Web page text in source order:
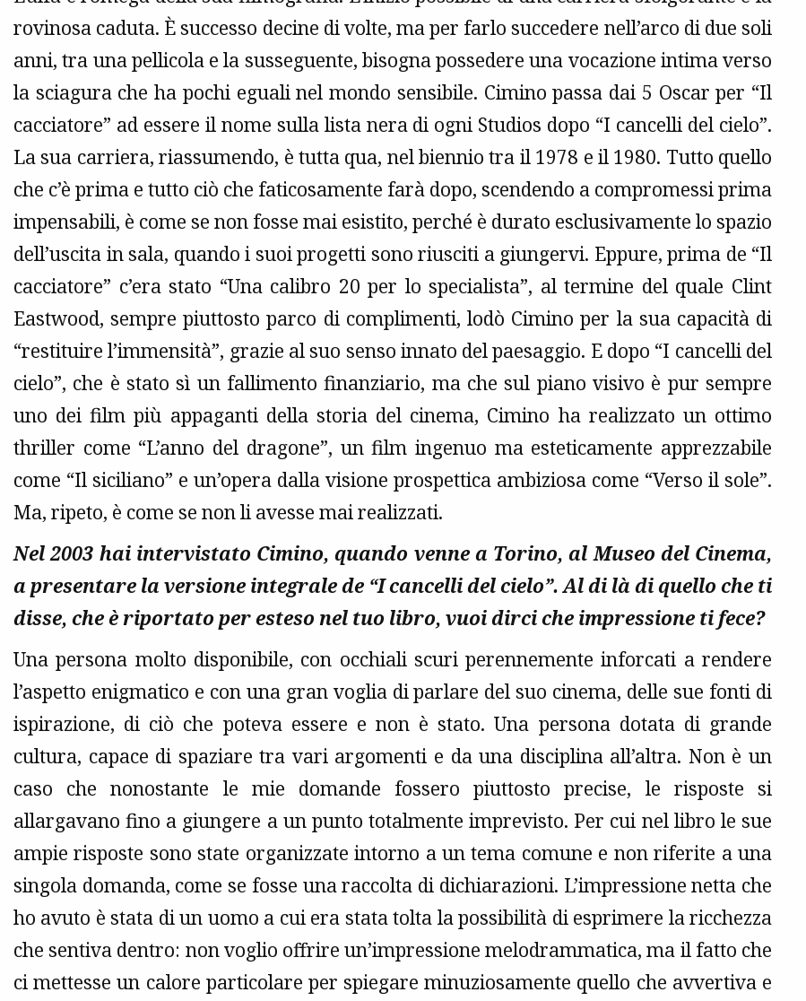
rovinosa caduta. È successo decine di volte, ma per farlo succedere nell’arco di due soli
anni, tra una pellicola e la susseguente, bisogna possedere una vocazione intima verso
la sciagura che ha pochi eguali nel mondo sensibile. Cimino passa dai 5 Oscar per “Il
cacciatore” ad essere il nome sulla lista nera di ogni Studios dopo “I cancelli del cielo”.
La sua carriera, riassumendo, è tutta qua, nel biennio tra il 1978 e il 1980. Tutto quello
che c’è prima e tutto ciò che faticosamente farà dopo, scendendo a compromessi prima
impensabili, è come se non fosse mai esistito, perché è durato esclusivamente lo spazio
dell’uscita in sala, quando i suoi progetti sono riusciti a giungervi. Eppure, prima de “Il
cacciatore” c’era stato “Una calibro 20 per lo specialista”, al termine del quale Clint
Eastwood, sempre piuttosto parco di complimenti, lodò Cimino per la sua capacità di
“restituire l’immensità”, grazie al suo senso innato del paesaggio. E dopo “I cancelli del
cielo”, che è stato sì un fallimento finanziario, ma che sul piano visivo è pur sempre
uno dei film più appaganti della storia del cinema, Cimino ha realizzato un ottimo
thriller come “L’anno del dragone”, un film ingenuo ma esteticamente apprezzabile
come “Il siciliano” e un’opera dalla visione prospettica ambiziosa come “Verso il sole”.
Ma, ripeto, è come se non li avesse mai realizzati.
Nel 2003 hai intervistato Cimino, quando venne a Torino, al Museo del Cinema,
a presentare la versione integrale de “I cancelli del cielo”. Al di là di quello che ti
disse, che è riportato per esteso nel tuo libro, vuoi dirci che impressione ti fece?
Una persona molto disponibile, con occhiali scuri perennemente inforcati a rendere
l’aspetto enigmatico e con una gran voglia di parlare del suo cinema, delle sue fonti di
ispirazione, di ciò che poteva essere e non è stato. Una persona dotata di grande
cultura, capace di spaziare tra vari argomenti e da una disciplina all’altra. Non è un
caso che nonostante le mie domande fossero piuttosto precise, le risposte si
allargavano fino a giungere a un punto totalmente imprevisto. Per cui nel libro le sue
ampie risposte sono state organizzate intorno a un tema comune e non riferite a una
singola domanda, come se fosse una raccolta di dichiarazioni. L’impressione netta che
ho avuto è stata di un uomo a cui era stata tolta la possibilità di esprimere la ricchezza
che sentiva dentro: non voglio offrire un’impressione melodrammatica, ma il fatto che
ci mettesse un calore particolare per spiegare minuziosamente quello che avvertiva e